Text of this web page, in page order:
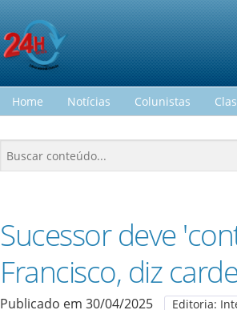
Home Notícias Colunistas
Sucessor deve
Francisco, diz
Publicado em 30/04/2025 Editoria: